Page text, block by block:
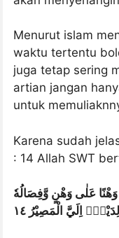
Menurut islam
waktu tertentu
juga tetap sering
artian jangan
untuk
Karena sudah
: 14 Allah SWT
عَلٰى وَهْنٍ وَّفِصَالُهٗ
اِلَيَّ الْمَصِيْرُ ١٤